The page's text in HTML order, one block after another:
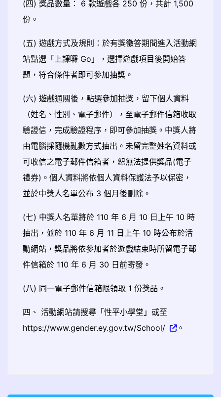
(四) 獎品數量： 6 款遊戲各 250 份，共計 1,500
份。
(五) 遊戲方式及規則：於有獎徵答期間進入活動網
站點選「上課囉 Go」，選擇遊戲項目後開始答
題，符合條件者即可參加抽獎。
(六) 遊戲通關後，點選參加抽獎，留下個人資料
（姓名、性別、電子郵件），至電子郵件信箱收取
驗證信，完成驗證程序，即可參加抽獎。中獎人將
由電腦採隨機亂數方式抽出。未留完整姓名資料或
可收信之電子郵件信箱者，恕無法提供獎品(電子
禮券)。個人資料將依個人資料保護法予以保密，
並於中獎人名單公布 3 個月後刪除。
(七) 中獎人名單將於 110 年 6 月 10 日上午 10 時
抽出，並於 110 年 6 月 11 日上午 10 時公布於活
動網站，獎品將依參加者於遊戲結束時所留電子郵
件信箱於 110 年 6 月 30 日前寄發。
(八) 同一電子郵件信箱限領取 1 份獎品。
四、 活動網站請搜尋「性平小學堂」或至
https://www.gender.ey.gov.tw/School/
。